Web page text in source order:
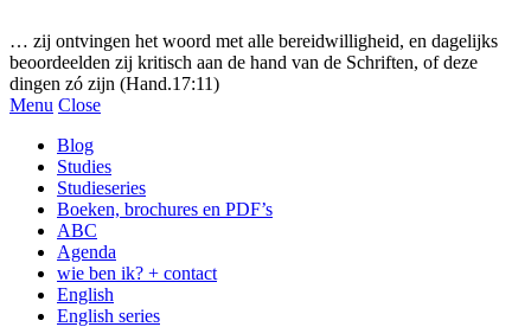
… zij ontvingen het woord met alle bereidwilligheid, en dagelijks
beoordeelden zij kritisch aan de hand van de Schriften, of deze
dingen zó zijn (Hand.17:11)
Menu Close
Blog
Studies
Studieseries
Boeken, brochures en PDF’s
ABC
Agenda
wie ben ik? + contact
English
English series